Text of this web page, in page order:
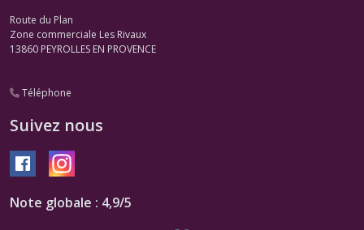
Route du Plan
Zone commerciale Les Rivaux
13860 PEYROLLES EN PROVENCE
Téléphone
Suivez nous
Note globale : 4,9/5